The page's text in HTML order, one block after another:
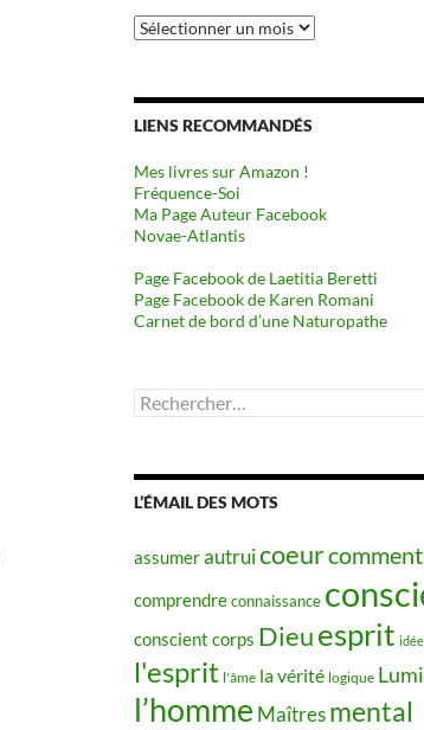
Archives
LIENS RECOMMANDÉS
Mes livres sur Amazon !
Fréquence-Soi
Ma Page Auteur Facebook
Novae-Atlantis
Page Facebook de Laetitia Beretti
Page Facebook de Karen Romani
Carnet de bord d’une Naturopathe
Rechercher :
L’ÉMAIL DES MOTS
assumerautruicoeur
comprendreconnaissance
conscient corps Dieuesprit idée
l'esprit l'âme la vérité logique
l’homme Maîtres mental